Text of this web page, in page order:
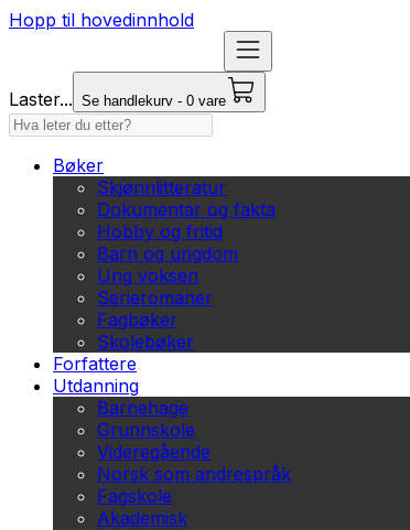
Hopp til hovedinnhold
Laster... Se handlekurv - 0 vare
Bøker
Skjønnlitteratur
Dokumentar og fakta
Hobby og fritid
Barn og ungdom
Ung voksen
Serieromaner
Fagbøker
Skolebøker
Forfattere
Utdanning
Barnehage
Grunnskole
Videregående
Norsk som andrespråk
Fagskole
Akademisk